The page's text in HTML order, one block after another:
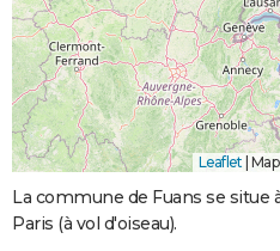
Leaflet
La commune de Fuans se situe
Paris (à vol d'oiseau).